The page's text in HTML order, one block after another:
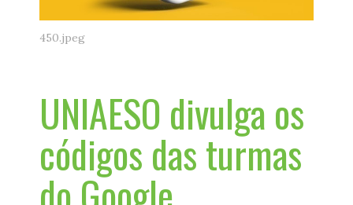
450.jpeg
UNIAESO divulga os
códigos das turmas